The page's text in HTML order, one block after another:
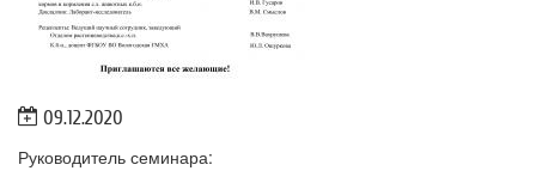
09.12.2020
Руководитель семинара: